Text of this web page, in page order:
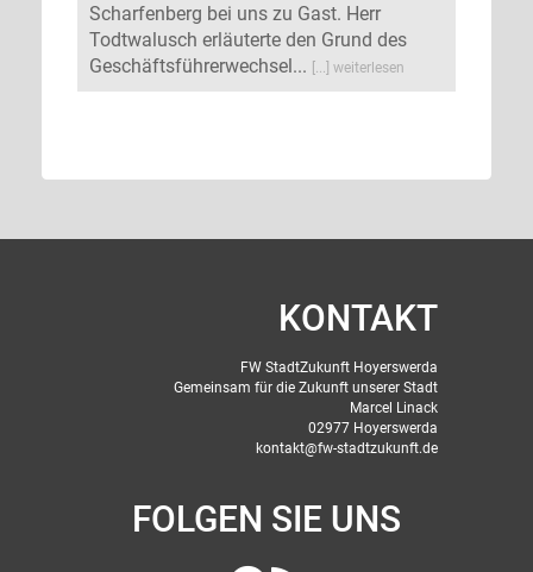
Scharfenberg bei uns zu Gast. Herr
Todtwalusch erläuterte den Grund des
Geschäftsführerwechsel... [...] weiterlesen
KONTAKT
FW StadtZukunft Hoyerswerda
Gemeinsam für die Zukunft unserer Stadt
Marcel Linack
02977 Hoyerswerda
kontakt@fw-stadtzukunft.de
FOLGEN SIE UNS